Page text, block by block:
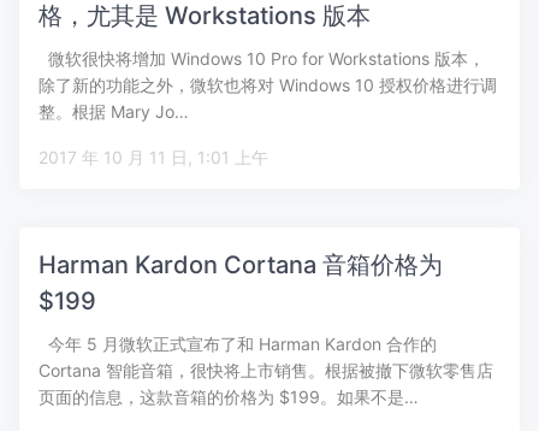
格，尤其是 Workstations 版本
微软很快将增加 Windows 10 Pro for Workstations 版本，
除了新的功能之外，微软也将对 Windows 10 授权价格进行调
整。根据 Mary Jo…
2017 年 10 月 11 日, 1:01 上午
Harman Kardon Cortana 音箱价格为
$199
今年 5 月微软正式宣布了和 Harman Kardon 合作的
Cortana 智能音箱，很快将上市销售。根据被撤下微软零售店
页面的信息，这款音箱的价格为 $199。如果不是…